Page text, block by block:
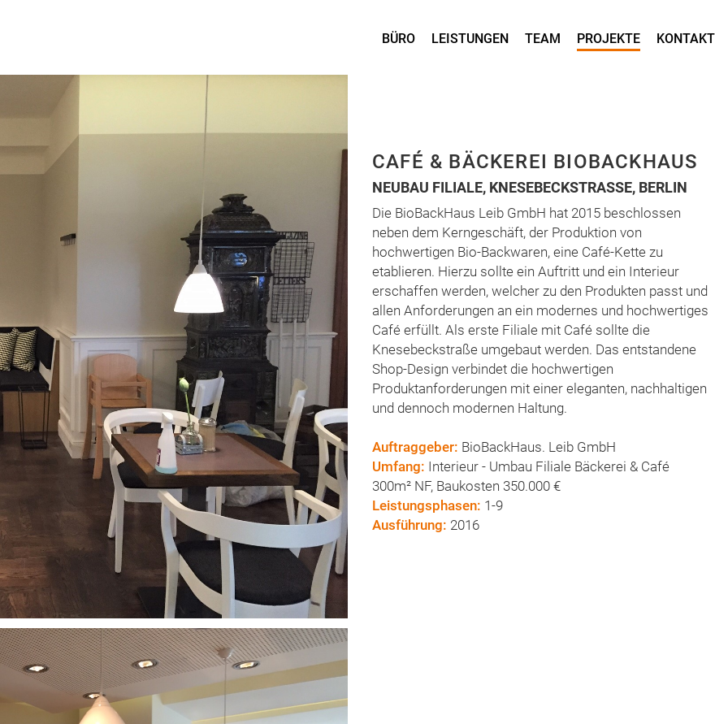
BÜRO LEISTUNGEN TEAM PROJEKTE KONTAKT
CAFÉ & BÄCKEREI BIOBACKHAUS
NEUBAU FILIALE, KNESEBECKSTRASSE, BERLIN
Die BioBackHaus Leib GmbH hat 2015 beschlossen
neben dem Kerngeschäft, der Produktion von
hochwertigen Bio-Backwaren, eine Café-Kette zu
etablieren. Hierzu sollte ein Auftritt und ein Interieur
erschaffen werden, welcher zu den Produkten passt und
allen Anforderungen an ein modernes und hochwertiges
Café erfüllt. Als erste Filiale mit Café sollte die
Knesebeckstraße umgebaut werden. Das entstandene
Shop-Design verbindet die hochwertigen
Produktanforderungen mit einer eleganten, nachhaltigen
und dennoch modernen Haltung.
Auftraggeber: BioBackHaus. Leib GmbH
Umfang: Interieur - Umbau Filiale Bäckerei & Café
300m² NF, Baukosten 350.000 €
Leistungsphasen: 1-9
Ausführung: 2016